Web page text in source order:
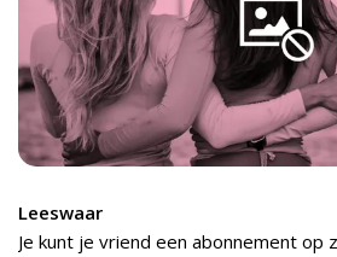
Leeswaar
Je kunt je vriend een abonnement